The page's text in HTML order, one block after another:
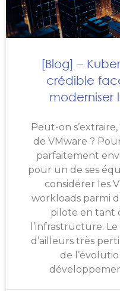
[Blog] –
crédible
moderniser
Peut-on
de VMware ?
parfaitement
pour un de ses
considérer les
workloads parmi
pilote en tant
l’infrastructure.
d’ailleurs très
de